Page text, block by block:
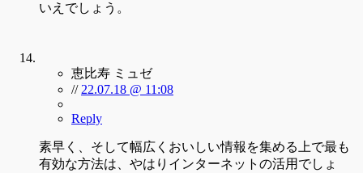
いえでしょう。
恵比寿 ミュゼ
// 22.07.18 @ 11:08
Reply
素早く、そして幅広くおいしい情報を集める上で最も
有効な方法は、やはりインターネットの活用でしょ